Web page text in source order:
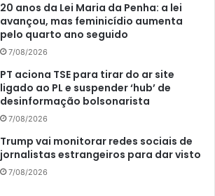
20 anos da Lei Maria da Penha: a lei
avançou, mas feminicídio aumenta
pelo quarto ano seguido
7/08/2026
PT aciona TSE para tirar do ar site
ligado ao PL e suspender ‘hub’ de
desinformação bolsonarista
7/08/2026
Trump vai monitorar redes sociais de
jornalistas estrangeiros para dar visto
7/08/2026